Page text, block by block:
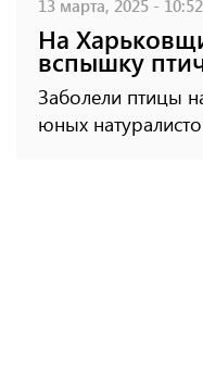
На
вспышку
Заболели птицы
юных